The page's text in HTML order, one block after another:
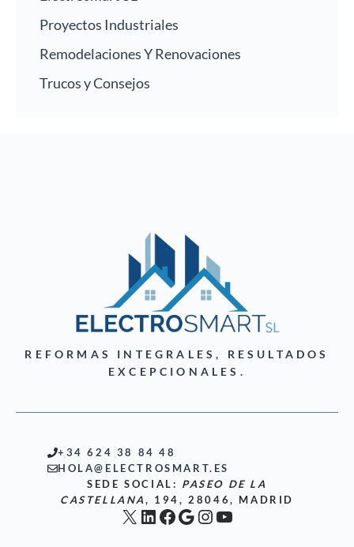
Proyectos Industriales
Remodelaciones Y Renovaciones
Trucos y Consejos
REFORMAS INTEGRALES, RESULTADOS
EXCEPCIONALES.
+34 624 38 84 48
HOLA@ELECTROSMART.ES
SEDE SOCIAL: PASEO DE LA
CASTELLANA, 194, 28046, MADRID
X LinkedIn
Facebook
Google
Instagram
YouTube